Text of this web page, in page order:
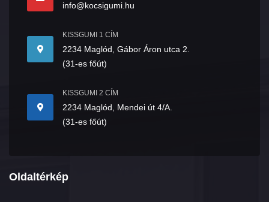
info@kocsigumi.hu
KISSGUMI 1 CÍM
2234 Maglód, Gábor Áron utca 2.
(31-es főút)
KISSGUMI 2 CÍM
2234 Maglód, Mendei út 4/A.
(31-es főút)
Oldaltérkép